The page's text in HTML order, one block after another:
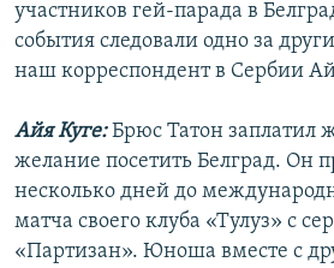
участников гей-парада в
события следовали одно за
наш корреспондент в Сербии
Айя Куге:Брюс Татон заплатил
желание посетить Белград. Он
несколько дней до
матча своего клуба «Тулуз» с
«Партизан». Юноша вместе с